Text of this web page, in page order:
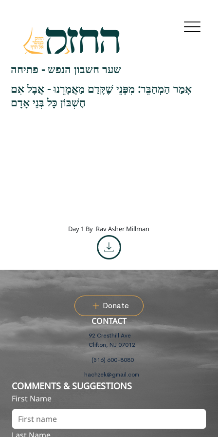
שער חשבון הנפש - פתיחה
אָמַר הַמְחַבֵּר: מִפְּנֵי שֶׁקָּדַם מַאֲמָרֵנוּ - אֲבָל אִם
חֶשְׁבּוֹן כָּל בְּנֵי אָדָם
Day 1 By Rav Asher Millman
Donate
CONTACT
92 Cresthill Ave
Clifton, NJ 07012
(516) 600-8080
hachzek@gmail.com
COMMENTS & SUGGESTIONS
First Name